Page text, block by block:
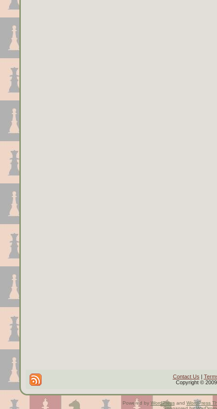
Contact Us |
Copyright ©
Powered by WordPressand WordPress